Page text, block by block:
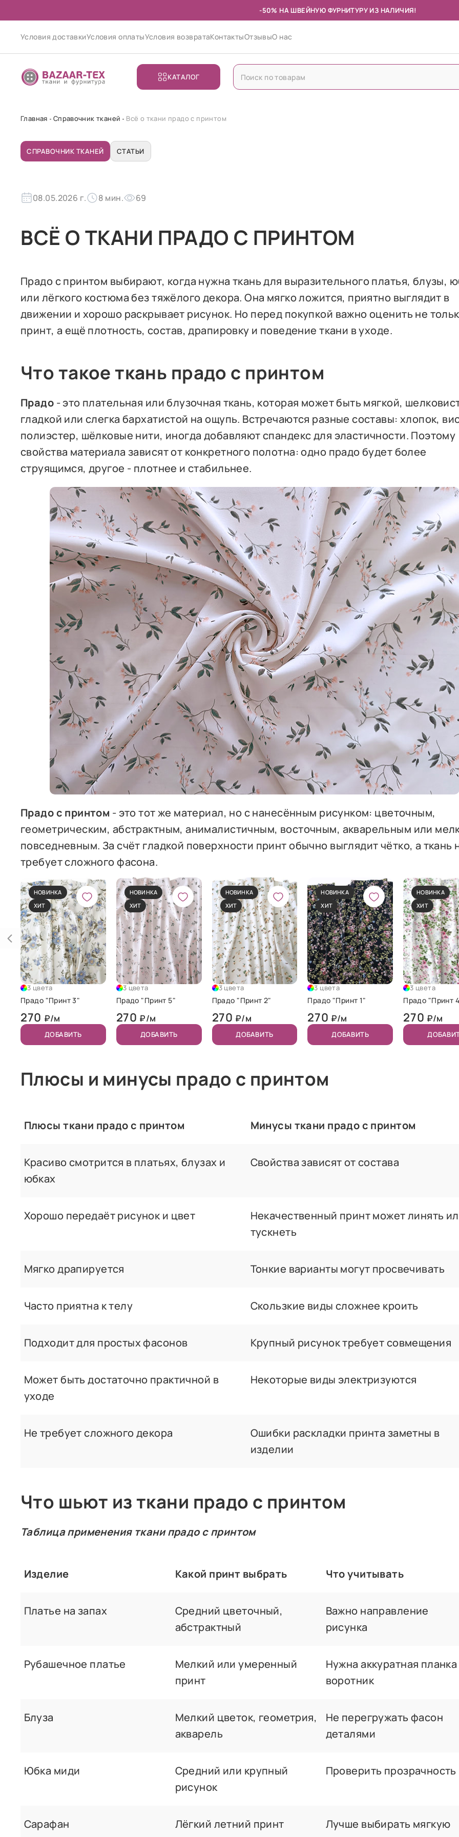
-50% НА ШВЕЙНУЮ ФУРНИТУРУ ИЗ НАЛИЧИЯ!
Условия доставкиУсловия оплатыУсловия возвратаКонтактыОтзывыО нас
КАТАЛОГ
Главная Справочник тканей Всё о ткани прадо с принтом
СПРАВОЧНИК ТКАНЕЙ СТАТЬИ
08.05.2026 г. 8 мин. 69
ВСЁ О ТКАНИ ПРАДО С ПРИНТОМ
Прадо с принтом выбирают, когда нужна ткань для выразительного платья, блузы,
или лёгкого костюма без тяжёлого декора. Она мягко ложится, приятно выглядит в
движении и хорошо раскрывает рисунок. Но перед покупкой важно оценить не
принт, а ещё плотность, состав, драпировку и поведение ткани в уходе.
Что такое ткань прадо с принтом
Прадо - это плательная или блузочная ткань, которая может быть мягкой,
гладкой или слегка бархатистой на ощупь. Встречаются разные составы: хлопок,
полиэстер, шёлковые нити, иногда добавляют спандекс для эластичности. Поэтому
свойства материала зависят от конкретного полотна: одно прадо будет более
струящимся, другое - плотнее и стабильнее.
Прадо с принтом - это тот же материал, но с нанесённым рисунком: цветочным,
геометрическим, абстрактным, анималистичным, восточным, акварельным или
повседневным. За счёт гладкой поверхности принт обычно выглядит чётко, а ткань
требует сложного фасона.
НОВИНКА
ХИТ
3 цвета
Прадо "Принт 3"
270 ₽/м
ДОБАВИТЬ
НОВИНКА
ХИТ
3 цвета
Прадо "Принт 5"
270 ₽/м
ДОБАВИТЬ
НОВИНКА
ХИТ
3 цвета
Прадо "Принт 2"
270 ₽/м
ДОБАВИТЬ
НОВИНКА
ХИТ
3 цвета
Прадо "Принт 1"
270 ₽/м
ДОБАВИТЬ
НОВИНКА
ХИТ
3 цвета
Прадо "Принт
270 ₽/м
Плюсы и минусы прадо с принтом
Плюсы ткани прадо с принтом Минусы ткани прадо с принтом
Красиво смотрится в платьях, блузах и
юбках
Свойства зависят от состава
Хорошо передаёт рисунок и цвет
Некачественный принт может линять
тускнеть
Мягко драпируется Тонкие варианты могут просвечивать
Часто приятна к телу Скользкие виды сложнее кроить
Подходит для простых фасонов Крупный рисунок требует совмещения
Может быть достаточно практичной в
уходе
Некоторые виды электризуются
Не требует сложного декора
Ошибки раскладки принта заметны в
изделии
Что шьют из ткани прадо с принтом
Таблица применения ткани прадо с принтом
Изделие Какой принт выбрать Что учитывать
Платье на запах
Средний цветочный,
абстрактный
Важно направление
рисунка
Рубашечное платье
Мелкий или умеренный
принт
Нужна аккуратная
воротник
Блуза
Мелкий цветок, геометрия,
акварель
Не перегружать фасон
деталями
Юбка миди
Средний или крупный
рисунок
Проверить прозрачность
Сарафан Лёгкий летний принт
Лучше выбирать мягкую